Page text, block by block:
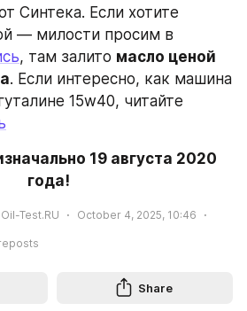
Синтека. Если хотите
, там залито масло ценой
. Если интересно, как машина
15w40, читайте
19 августа 2020
года!
Test.RU October 4, 2025, 10:46
Share